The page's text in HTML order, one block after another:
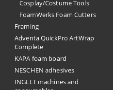
Cosplay/Costume Tools
FoamWerks Foam Cutters
Framing
Adventa QuickPro ArtWrap
Complete
KAPA foam board
NESCHEN adhesives
INGLET machines and